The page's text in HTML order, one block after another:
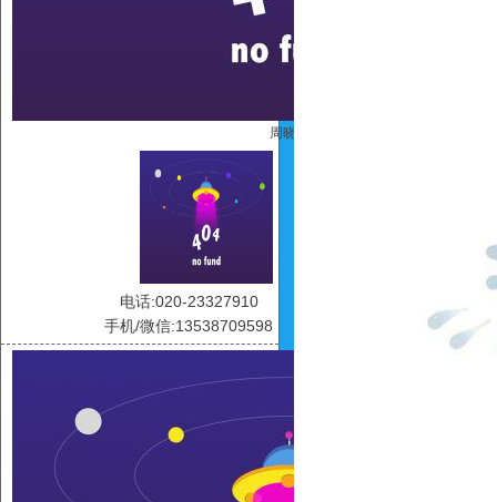
周晓雯
电话:020-23327910
手机/微信:13538709598